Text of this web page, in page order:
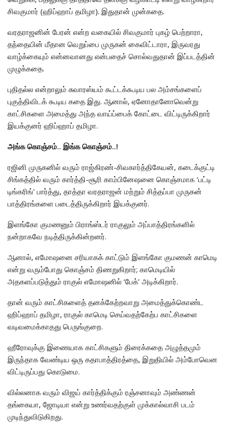
சிவகுமார் (ஹிப்ஹாப் தமிழா). இதுதான் முன்கதை.
வரதராஜனின் பேரன் என்ற வகையில் சிவகுமார் புகழ் பெற்றாரா,
தந்தையின் மீதான வெறுப்பை முருகன் கைவிட்டாரா, இருவரது
வாழ்க்கையும் என்னவானது என்பதைச் சொல்வதுதான் இப்படத்தின்
முழுக்கதை.
புதிதல்ல என்றாலும் சுவாரஸ்யம் கூட்டக்கூடிய பல அம்சங்களைப்
புகுத்திவிடக் கூடிய கதை இது. ஆனால், ஏனோதானோவென்று
காட்சிகளை அமைத்து அந்த வாய்ப்பைக் கோட்டை விட்டிருக்கிறார்
இயக்குனர் ஹிப்ஹாப் தமிழா.
அங்க கொஞ்சம்.. இங்க கொஞ்சம்..!
ரஜினி முருகனில் வரும் ராஜ்கிரண்-சிவகார்த்திகேயன், கடைக்குட்டி
சிங்கத்தில் வரும் கார்த்தி-சூரி காம்பினேஷனை கொஞ்சமாக ‘பட்டி
டிங்கரிங்’ பார்த்து, தாத்தா வரதராஜன் மற்றும் சித்தப்பா முருகன்
பாத்திரங்களை படைத்திருக்கிறார் இயக்குனர்.
இளங்கோ குமணனும் பிராங்ஸ்டர் ராகுலும் அப்பாத்திரங்களில்
நன்றாகவே நடித்திருக்கின்றனர்.
ஆனால், எமோஷனை சரியாகக் காட்டும் இளங்கோ குமணன் காமெடி
என்று வரும்போது கொஞ்சம் திணறுகிறார்; காமெடியில்
அதகளப்படுத்தும் ராகுல் எமோஷனில் ‘பேக்’ அடிக்கிறார்.
தான் வரும் காட்சிகளைத் தனக்கேற்றவாறு அமைத்துக்கொண்ட
ஹிப்ஹாப் தமிழா, ராகுல் காமெடி செய்வதற்கேற்ப காட்சிகளை
வடிவமைக்காதது பெருங்குறை.
ஹீரோவுக்கு இணையாக காட்சிகளும் திரைக்கதை அழுத்தமும்
இருந்தாக வேண்டிய ஒரு கதாபாத்திரத்தை, இறுதியில் அம்போவென
விட்டிருப்பது கொடுமை.
வில்லனாக வரும் விஜய் கார்த்திக்கும் ரஞ்சனாவும் அண்ணன்
தங்கையா, ஜோடியா என்று உணர்வதற்குள் முக்கால்வாசி படம்
முடிந்துவிடுகிறது.